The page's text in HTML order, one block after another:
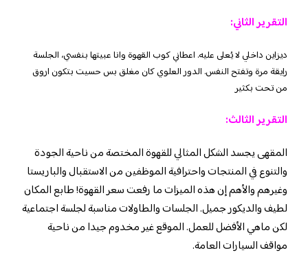
التقرير الثاني:
ديزاين داخلي لا يُعلى عليه. اعطاني كوب القهوة وانا عبيتها بنفسي، الجلسة
رايقة مرة وتفتح النفس. الدور العلوي كان مغلق بس حسيت بتكون اروق
من تحت بكثير
التقرير الثالث:
المقهى يجسد الشكل المثالي للقهوة المختصة من ناحية الجودة
والتنوع في المنتجات واحترافية الموظفين من الاستقبال والباريستا
وغيرهم والأهم إن هذه الميزات ما رفعت سعر القهوة! طابع المكان
لطيف والديكور جميل. الجلسات والطاولات مناسبة لجلسة اجتماعية
لكن ماهي الأفضل للعمل. الموقع غير مخدوم جيدا من ناحية
مواقف السيارات العامة.